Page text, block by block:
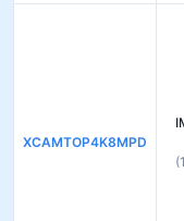
XCAMTOP4K8MPD